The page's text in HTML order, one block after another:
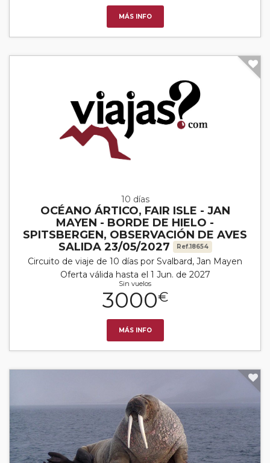
MÁS INFO
10 días
OCÉANO ÁRTICO, FAIR ISLE - JAN
MAYEN - BORDE DE HIELO -
SPITSBERGEN, OBSERVACIÓN DE AVES
SALIDA 23/05/2027
Ref.18654
Circuito de viaje de 10 días por Svalbard, Jan Mayen
Oferta válida hasta el 1 Jun. de 2027
Sin vuelos
3000€
MÁS INFO